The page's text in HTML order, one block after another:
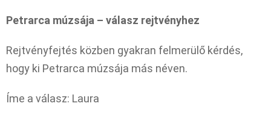
Petrarca múzsája – válasz rejtvényhez
Rejtvényfejtés közben gyakran felmerülő kérdés,
hogy ki Petrarca múzsája más néven.
Íme a válasz: Laura